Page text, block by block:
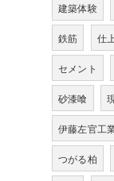
建築体験
鉄筋 仕
セメント
砂漆喰
伊藤左官工
つがる柏